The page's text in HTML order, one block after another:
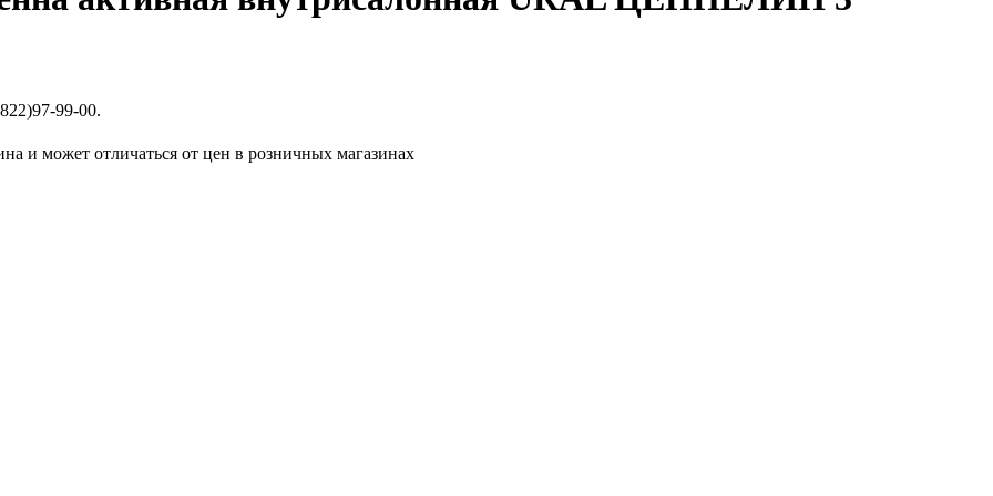
99-00.
и может отличаться от цен в розничных магазинах